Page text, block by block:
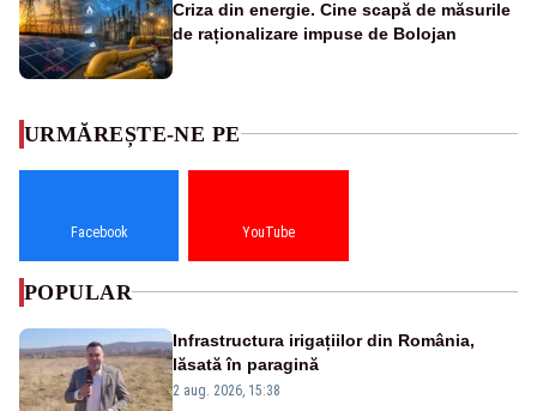
Criza din energie. Cine scapă de măsurile
de raționalizare impuse de Bolojan
URMĂREȘTE-NE PE
Facebook YouTube
POPULAR
Infrastructura irigațiilor din România,
lăsată în paragină
2 aug. 2026, 15:38